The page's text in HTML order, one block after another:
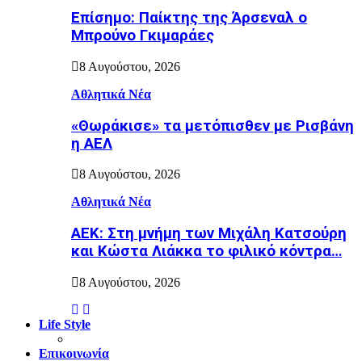
Επίσημο: Παίκτης της Άρσεναλ ο
Μπρούνο Γκιμαράες
8 Αυγούστου, 2026
Αθλητικά Νέα
«Θωράκισε» τα μετόπισθεν με Ρισβάνη
η ΑΕΛ
8 Αυγούστου, 2026
Αθλητικά Νέα
ΑΕΚ: Στη μνήμη των Μιχάλη Κατσούρη
και Κώστα Λιάκκα το φιλικό κόντρα…
8 Αυγούστου, 2026
Life Style
Επικοινωνία